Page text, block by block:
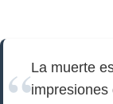
La muerte